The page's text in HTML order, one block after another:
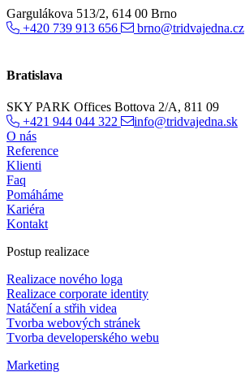
Gargulákova 513/2, 614 00 Brno
+420 739 913 656
brno@tridvajedna.cz
Bratislava
SKY PARK Offices Bottova 2/A, 811 09
+421 944 044 322
info@tridvajedna.sk
O nás
Reference
Klienti
Faq
Pomáháme
Kariéra
Kontakt
Postup realizace
Realizace nového loga
Realizace corporate identity
Natáčení a střih videa
Tvorba webových stránek
Tvorba developerského webu
Marketing